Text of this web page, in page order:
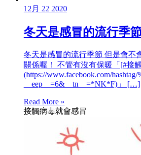
12月 22 2020
冬天是感冒的流行季
冬天是感冒的流行季節 但是會不
關係喔！ 不管有沒有保暖「[#接
(https://www.facebook.com/
__eep__=6&__tn__=*NK*F)」 […]
Read More »
接觸病毒就會感冒